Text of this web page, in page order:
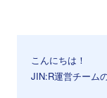
こんにちは！
JIN:R運営チーム